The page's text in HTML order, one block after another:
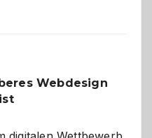
Webdesign